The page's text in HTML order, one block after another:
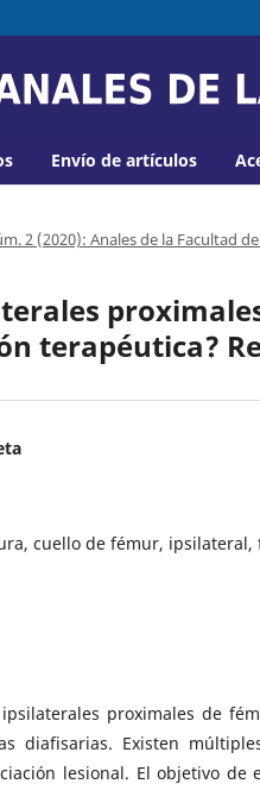
Envío de artículos
2 (2020): Anales de la Facultad
terapéutica?
cuello de fémur, ipsilateral,
proximales de
diafisarias. Existen
lesional. El objetivo de